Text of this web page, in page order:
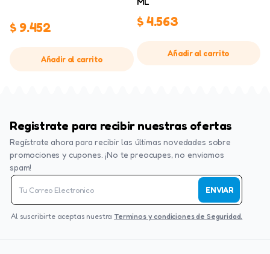
$ 9.452
Añadir al carrito
$4.563
Añadir al carrito
Registrate para recibir nuestras ofertas
Regístrate ahora para recibir las últimas novedades sobre
promociones y cupones. ¡No te preocupes, no enviamos
spam!
ENVIAR
Al suscribirte aceptas nuestra Terminos y condiciones de Seguridad.